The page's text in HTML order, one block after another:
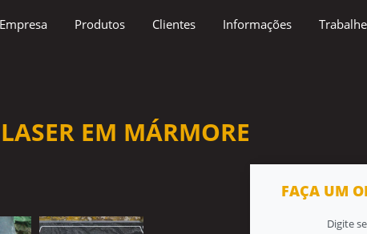
Empresa Produtos Clientes Informações
EM MÁRMORE
FAÇA UM
Digite